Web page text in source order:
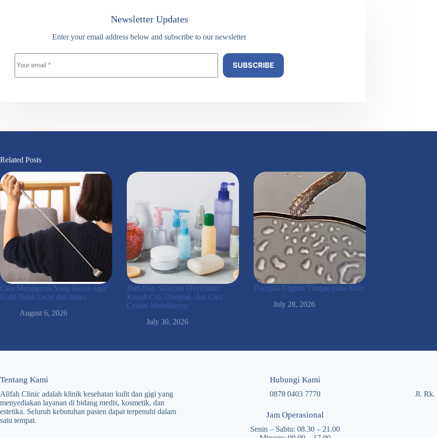
Newsletter Updates
Enter your email address below and subscribe to our newsletter
SUBSCRIBE
Related Posts
Cara Menggaruk Yang Benar Agar
Kulit Tidak Lecet dan Iritasi
August 6, 2026
Hati-Hati Skincare Overclaim:
Kenali Ciri, Dampak, dan Cara
Cerdas Memilihnya
July 30, 2026
Dampak Gigitan Tungau pada Kulit
July 28, 2026
Tentang Kami
Alifah Clinic adalah klinik kesehatan kulit dan gigi yang
menyediakan layanan di bidang medis, kosmetik, dan
estetika. Seluruh kebutuhan pasien dapat terpenuhi dalam
satu tempat.
Hubungi Kami
0878 0403 7770
Jam Operasional
Senin – Sabtu: 08.30 – 21.00
Jl. Rk.